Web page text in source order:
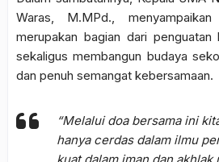
Waras, M.MPd.,
merupakan bagian dari
sekaligus membangun budaya
dan penuh semangat kebersamaan.
“Melalui doa bersama ini
hanya cerdas dalam ilmu
kuat dalam iman dan akhlak